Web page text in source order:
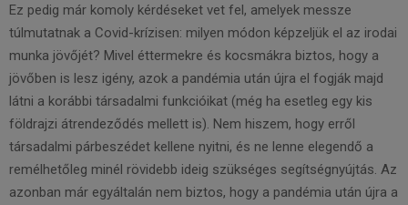
Ez pedig már komoly kérdéseket vet fel, amelyek messze
túlmutatnak a Covid-­krízisen: milyen módon képzeljük el az irodai
munka jövőjét? Mivel éttermekre és kocsmákra biztos, hogy a
jövőben is lesz igény, azok a pandémia után újra el fogják majd
látni a korábbi társadalmi funkcióikat (még ha esetleg egy kis
földrajzi átrendeződés mellett is). Nem hiszem, hogy erről
társadalmi párbeszédet kellene nyitni, és ne lenne elegendő a
remélhetőleg minél rövidebb ideig szükséges segítségnyújtás. Az
azonban már egyáltalán nem biztos, hogy a pandémia után újra a